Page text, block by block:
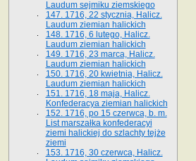
Laudum sejmiku ziemskiego
147. 1716, 22 stycznia, Halicz.
Laudum ziemian halickich
148. 1716, 6 lutego, Halicz.
Laudum ziemian halickich
149. 1716, 23 marca, Halicz.
Laudum ziemian halickich
150. 1716, 20 kwietnia, Halicz.
Laudum ziemian halickich
151. 1716, 18 maja, Halicz.
Konfederacya ziemian halickich
152. 1716, po 15 czerwca, b. m.
List marszałka konfederacyi
ziemi halickiej do szlachty tejże
ziemi
153. 1716, 30 czerwca, Halicz.